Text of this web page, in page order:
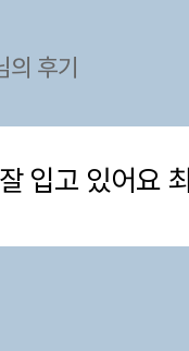
의 후기
입고 있어요